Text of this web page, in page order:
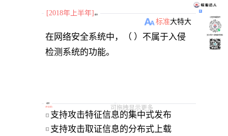
[2018年上半年] 题目
标准大特大
在网络安全系统中，（ ）不属于入侵
可拖拽显示更多
选项
单选题
A 支持攻击特征信息的集中式发布
B 支持攻击取证信息的分布式上载
小程序刷题软件
关注“柴丁”获取备考资料